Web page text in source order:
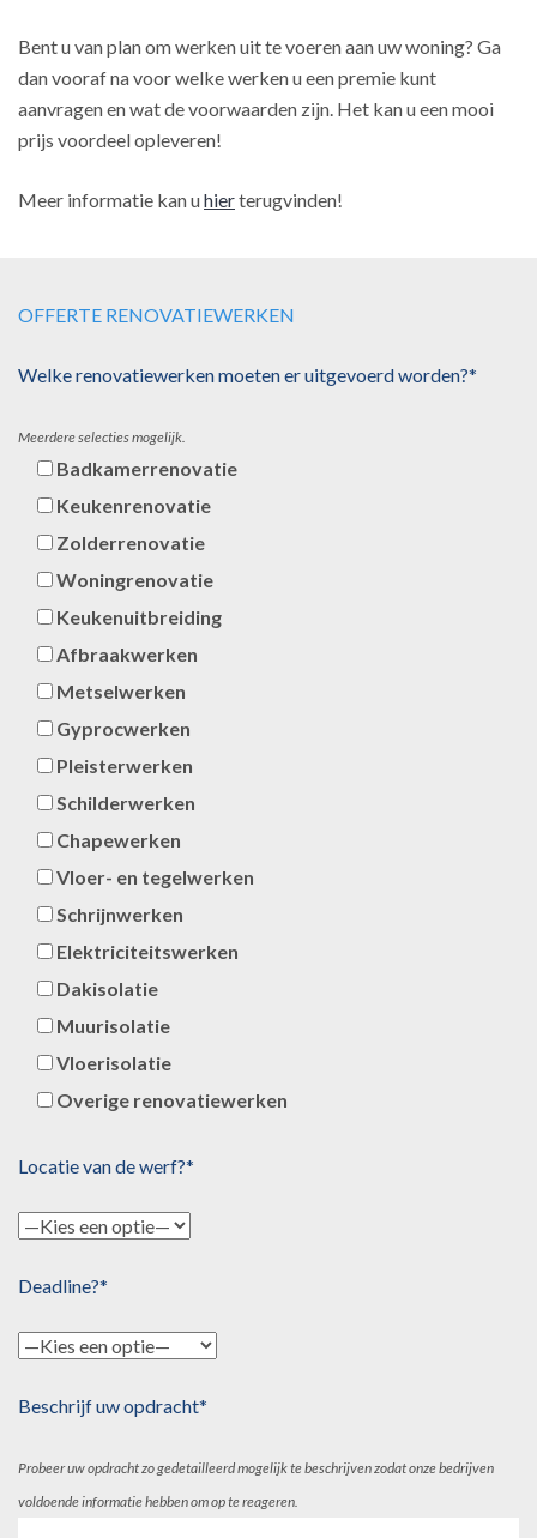
Bent u van plan om werken uit te voeren aan uw woning? Ga
dan vooraf na voor welke werken u een premie kunt
aanvragen en wat de voorwaarden zijn. Het kan u een mooi
prijs voordeel opleveren!
Meer informatie kan uhierterugvinden!
OFFERTE RENOVATIEWERKEN
Welke renovatiewerken moeten er uitgevoerd worden?*
Meerdere selecties mogelijk.
Badkamerrenovatie
Keukenrenovatie
Zolderrenovatie
Woningrenovatie
Keukenuitbreiding
Afbraakwerken
Metselwerken
Gyprocwerken
Pleisterwerken
Schilderwerken
Chapewerken
Vloer- en tegelwerken
Schrijnwerken
Elektriciteitswerken
Dakisolatie
Muurisolatie
Vloerisolatie
Overige renovatiewerken
Locatie van de werf?*
Deadline?*
Beschrijf uw opdracht*
Probeer uw opdracht zo gedetailleerd mogelijk te beschrijven zodat onze bedrijven
voldoende informatie hebben om op te reageren.